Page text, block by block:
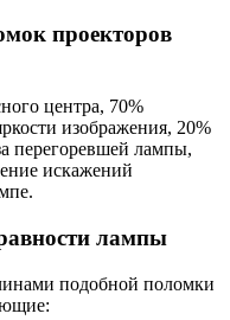
проекторов
центра, 70%
изображения, 20%
перегоревшей лампы,
искажений
лампы
подобной поломки